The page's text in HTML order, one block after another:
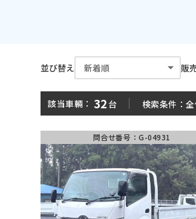
平ボディ ダ
パッカー車 ミキ
■ 中古車両がカンタン
並び替え 販
該当車輛： 32 台 検索条件：
問合せ番号：G-04931